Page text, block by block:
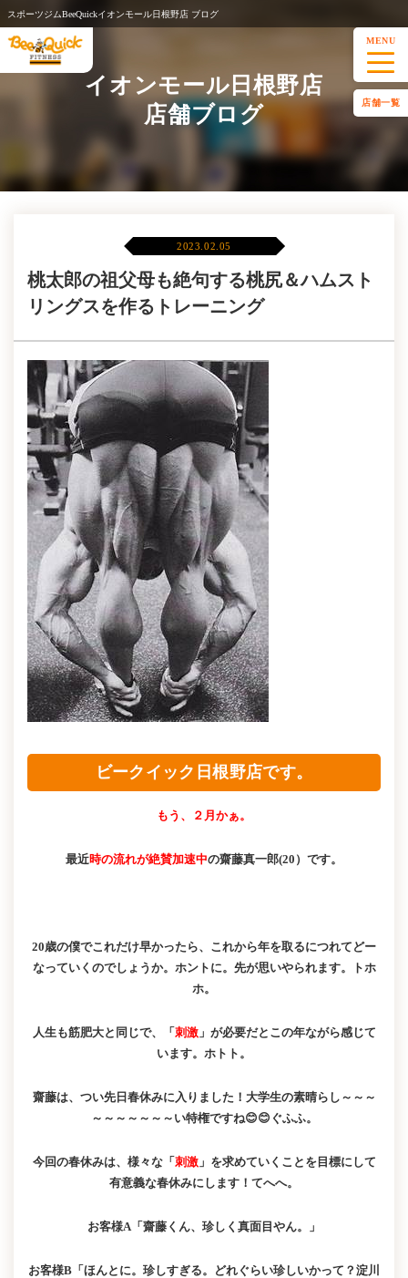
スポーツジムBeeQuickイオンモール日根野店 ブログ
MENU
店舗一覧
イオンモール日根野店
店舗ブログ
2023.02.05
桃太郎の祖父母も絶句する桃尻＆ハムスト
リングスを作るトレーニング
ビークイック日根野店です。
もう、２月かぁ。
最近時の流れが絶賛加速中の齋藤真一郎(20）です。
20歳の僕でこれだけ早かったら、これから年を取るにつれてどー
なっていくのでしょうか。ホントに。先が思いやられます。トホ
ホ。
人生も筋肥大と同じで、「 刺激」が必要だとこの年ながら感じて
います。ホトト。
齋藤は、つい先日春休みに入りました！大学生の素晴らし～～～
～～～～～～～い特権ですね😊😊ぐふふ。
今回の春休みは、様々な「 刺激」を求めていくことを目標にして
有意義な春休みにします！てへへ。
お客様A「齋藤くん、珍しく真面目やん。」
お客様B「ほんとに。珍しすぎる。どれぐらい珍しいかって？淀川